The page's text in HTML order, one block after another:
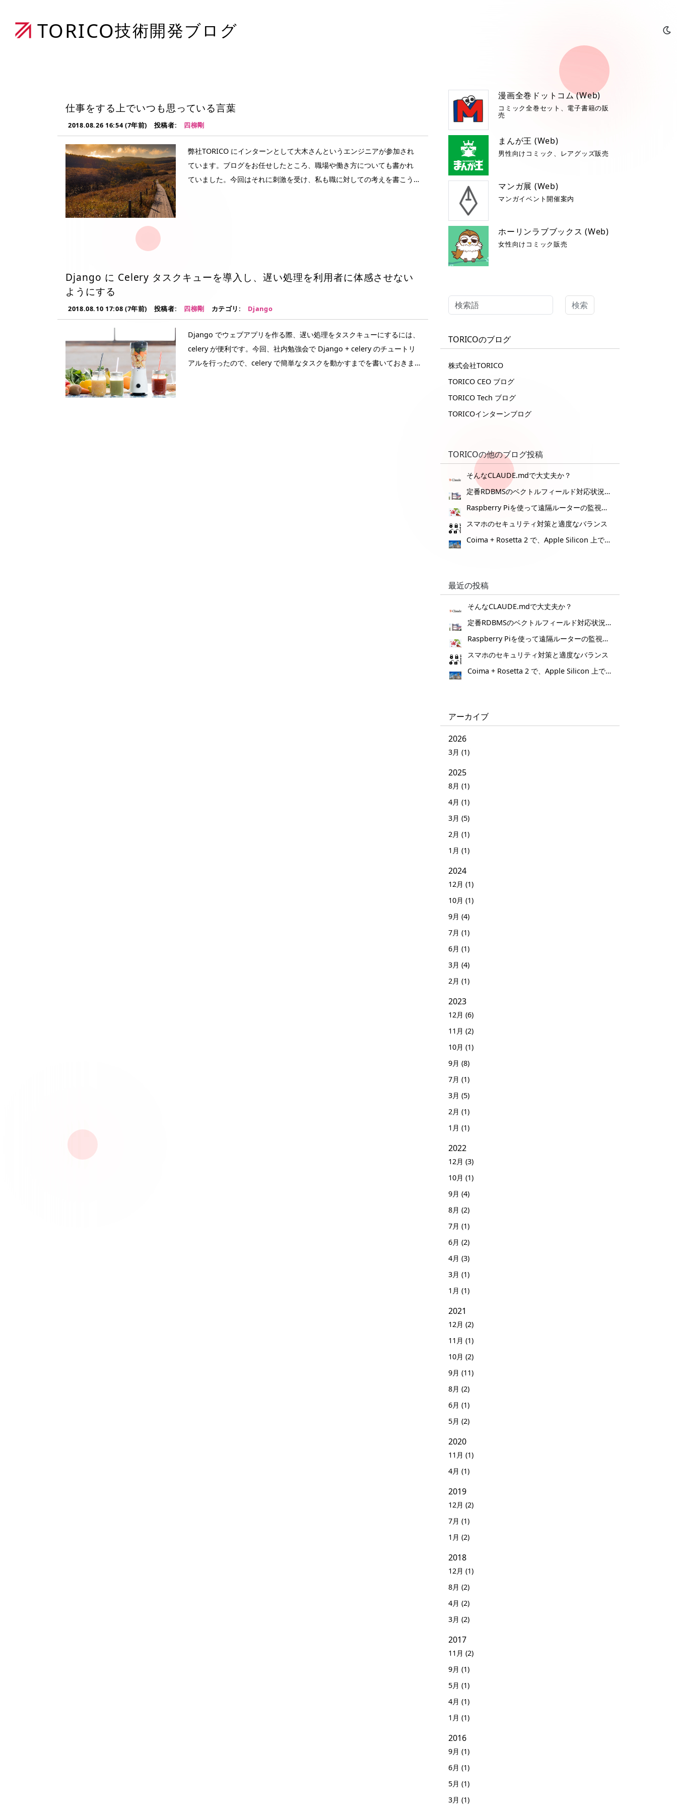
TORICO技術開発ブログ
仕事をする上でいつも思っている言葉
2018.08.26 16:54 (7年前) 投稿者: 四柳剛
弊社TORICO にインターンとして大木さんというエンジニアが参加され
ています。ブログをお任せしたところ、職場や働き方についても書かれ
ていました。今回はそれに刺激を受け、私も職に対しての考えを書こう
Django に Celery タスクキューを導入し、遅い処理を利用者に体感させない
ようにする
2018.08.10 17:08 (7年前) 投稿者: 四柳剛 カテゴリ: Django
Django でウェブアプリを作る際、遅い処理をタスクキューにするには、
celery が便利です。今回、社内勉強会で Django + celery のチュートリ
アルを行ったので、celery で簡単なタスクを動かすまでを書いておきま
漫画全巻ドットコム (Web)
コミック全巻セット、電子書籍の販
売
まんが王 (Web)
男性向けコミック、レアグッズ販売
マンガ展 (Web)
マンガイベント開催案内
ホーリンラブブックス (Web)
女性向けコミック販売
検索
TORICOのブログ
株式会社TORICO
TORICO CEO ブログ
TORICO Tech ブログ
TORICOインターンブログ
TORICOの他のブログ投稿
そんなCLAUDE.mdで大丈夫か？
定番RDBMSのベクトルフィールド対応状況 2025
Raspberry Piを使って遠隔ルーターの監視装置を作ってみた。
スマホのセキュリティ対策と適度なバランス
Coima + Rosetta 2 で、Apple Silicon 上で x86_64 の Docker イメージをビルドする (Docker desktop やめる)
最近の投稿
そんなCLAUDE.mdで大丈夫か？
定番RDBMSのベクトルフィールド対応状況 2025
Raspberry Piを使って遠隔ルーターの監視装置を作ってみた。
スマホのセキュリティ対策と適度なバランス
Coima + Rosetta 2 で、Apple Silicon 上で x86_64 の Docker イメージをビルドする (Docker desktop やめる)
アーカイブ
2026
3月 (1)
2025
8月 (1)
4月 (1)
3月 (5)
2月 (1)
1月 (1)
2024
12月 (1)
10月 (1)
9月 (4)
7月 (1)
6月 (1)
3月 (4)
2月 (1)
2023
12月 (6)
11月 (2)
10月 (1)
9月 (8)
7月 (1)
3月 (5)
2月 (1)
1月 (1)
2022
12月 (3)
10月 (1)
9月 (4)
8月 (2)
7月 (1)
6月 (2)
4月 (3)
3月 (1)
1月 (1)
2021
12月 (2)
11月 (1)
10月 (2)
9月 (11)
8月 (2)
6月 (1)
5月 (2)
2020
11月 (1)
4月 (1)
2019
12月 (2)
7月 (1)
1月 (2)
2018
12月 (1)
8月 (2)
4月 (2)
3月 (2)
2017
11月 (2)
9月 (1)
5月 (1)
4月 (1)
1月 (1)
2016
9月 (1)
6月 (1)
5月 (1)
3月 (1)